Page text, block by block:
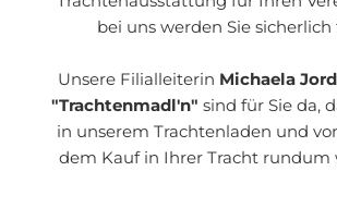
bei uns werden Sie
Unsere Filialleiterin Michaela
"Trachtenmadl'n" sind für Sie da,
in unserem Trachtenladen und
dem Kauf in Ihrer Tracht rundum